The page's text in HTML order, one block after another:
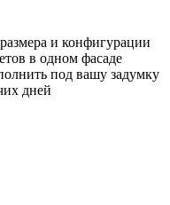
и конфигурации
в одном фасаде
под вашу задумку
дней